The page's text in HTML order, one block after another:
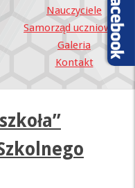
Nauczyciele
Samorząd uczniowski
Galeria
Kontakt